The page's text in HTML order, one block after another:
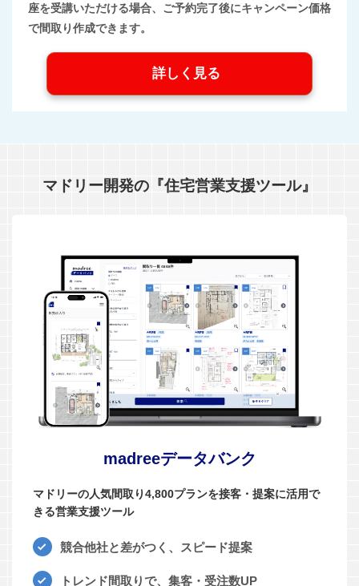
座を受講いただける場合、ご予約完了後にキャンペーン価格
で間取り作成できます。
詳しく見る
マドリー開発の『住宅営業支援ツール』
madreeデータバンク
マドリーの人気間取り4,800プランを接客・提案に活用で
きる営業支援ツール
競合他社と差がつく、スピード提案
トレンド間取りで、集客・受注数UP